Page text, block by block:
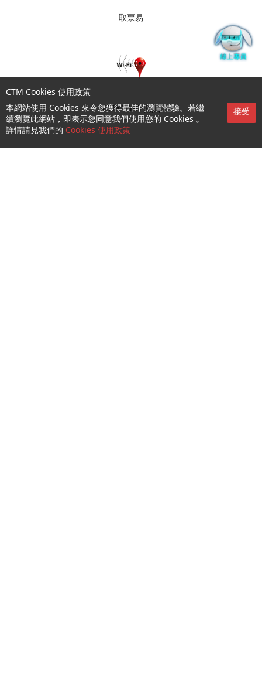
取票易
CTM Wi-Fi 熱點
CTM Cookies 使用政策
本網站使用 Cookies 來令您獲得最佳的瀏覽體驗。若繼
續瀏覽此網站，即表示您同意我們使用您的 Cookies 。
詳情請見我們的 Cookies 使用政策
接受